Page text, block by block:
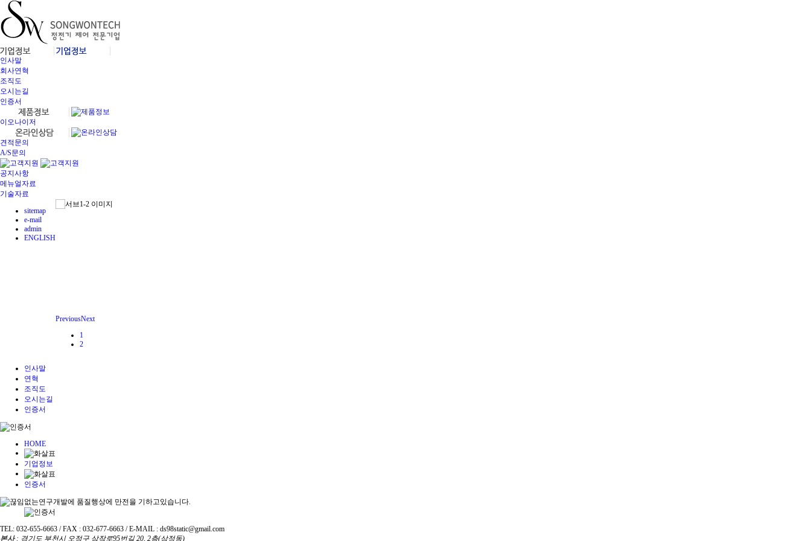
인사말
회사연혁
조직도
오시는길
인증서
이오나이저
견적문의
A/S문의
공지사항
메뉴얼자료
기술자료
sitemap
e-mail
admin
ENGLISH
PreviousNext
1
2
인사말
연혁
조직도
오시는길
인증서
HOME
기업정보
인증서
TEL: 032-655-6663 / FAX : 032-677-6663 / E-MAIL : ds98static@gmail.com
본사: 경기도 부천시 오정구 삼작로95번길 20, 2층(삼정동)